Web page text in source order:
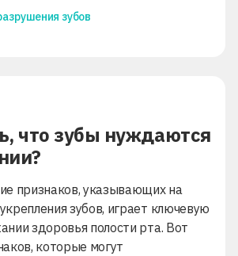
зубов
что зубы нуждаются
признаков, указывающих на
зубов, играет ключевую
здоровья полости рта. Вот
которые могут